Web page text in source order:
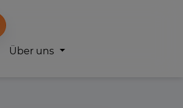
Über uns